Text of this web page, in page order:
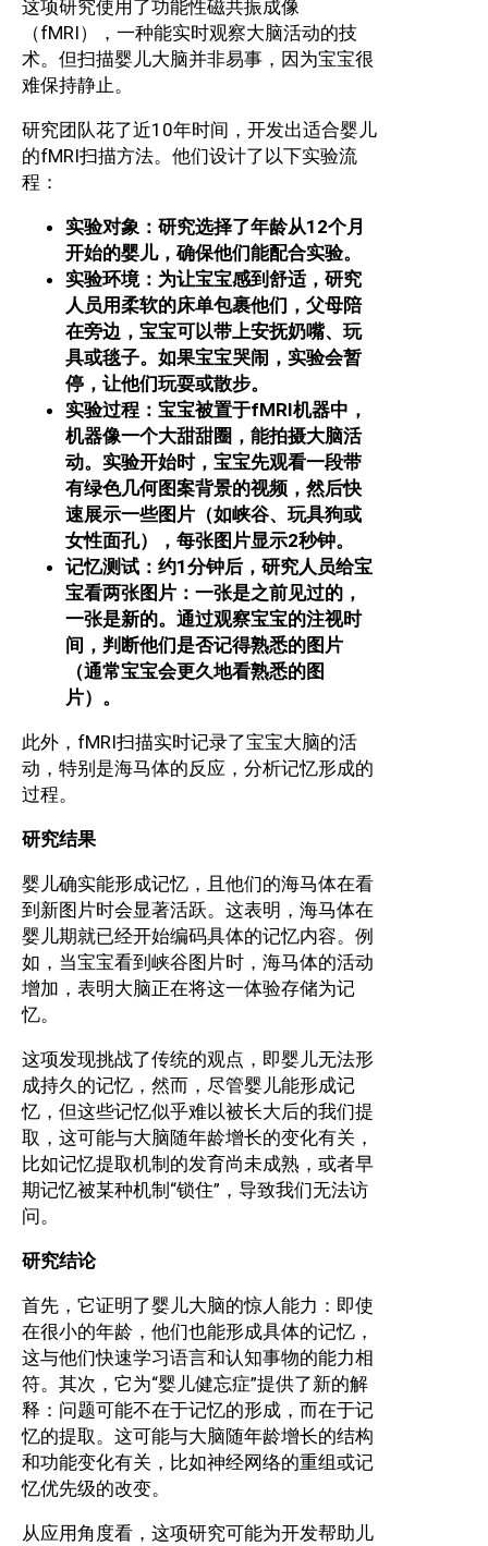
这项研究使用了功能性磁共振成像
（fMRI），一种能实时观察大脑活动的技
术。但扫描婴儿大脑并非易事，因为宝宝很
难保持静止。
研究团队花了近10年时间，开发出适合婴儿
的fMRI扫描方法。他们设计了以下实验流
程：
实验对象：研究选择了年龄从12个月
开始的婴儿，确保他们能配合实验。
实验环境：为让宝宝感到舒适，研究
人员用柔软的床单包裹他们，父母陪
在旁边，宝宝可以带上安抚奶嘴、玩
具或毯子。如果宝宝哭闹，实验会暂
停，让他们玩耍或散步。
实验过程：宝宝被置于fMRI机器中，
机器像一个大甜甜圈，能拍摄大脑活
动。实验开始时，宝宝先观看一段带
有绿色几何图案背景的视频，然后快
速展示一些图片（如峡谷、玩具狗或
女性面孔），每张图片显示2秒钟。
记忆测试：约1分钟后，研究人员给宝
宝看两张图片：一张是之前见过的，
一张是新的。通过观察宝宝的注视时
间，判断他们是否记得熟悉的图片
（通常宝宝会更久地看熟悉的图
片）。
此外，fMRI扫描实时记录了宝宝大脑的活
动，特别是海马体的反应，分析记忆形成的
过程。
研究结果
婴儿确实能形成记忆，且他们的海马体在看
到新图片时会显著活跃。这表明，海马体在
婴儿期就已经开始编码具体的记忆内容。例
如，当宝宝看到峡谷图片时，海马体的活动
增加，表明大脑正在将这一体验存储为记
忆。
这项发现挑战了传统的观点，即婴儿无法形
成持久的记忆，然而，尽管婴儿能形成记
忆，但这些记忆似乎难以被长大后的我们提
取，这可能与大脑随年龄增长的变化有关，
比如记忆提取机制的发育尚未成熟，或者早
期记忆被某种机制“锁住”，导致我们无法访
问。
研究结论
首先，它证明了婴儿大脑的惊人能力：即使
在很小的年龄，他们也能形成具体的记忆，
这与他们快速学习语言和认知事物的能力相
符。其次，它为“婴儿健忘症”提供了新的解
释：问题可能不在于记忆的形成，而在于记
忆的提取。这可能与大脑随年龄增长的结构
和功能变化有关，比如神经网络的重组或记
忆优先级的改变。
从应用角度看，这项研究可能为开发帮助儿